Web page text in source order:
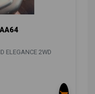
ELEGANCE 2WD